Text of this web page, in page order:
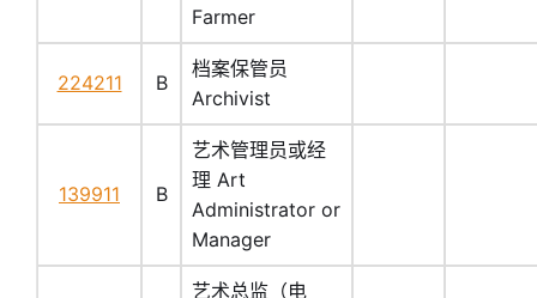
Farmer
224211 B
档案保管员
Archivist
139911 B
艺术管理员或经
理 Art
Administrator or
Manager
艺术总监（电